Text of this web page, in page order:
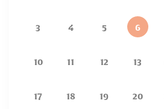
3 4 5 6
10 11 12 13
17 18 19 20